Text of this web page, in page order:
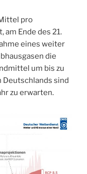
pro
am Ende des 21.
eines weiter
die
um bis zu
Deutschlands sind
zu erwarten.